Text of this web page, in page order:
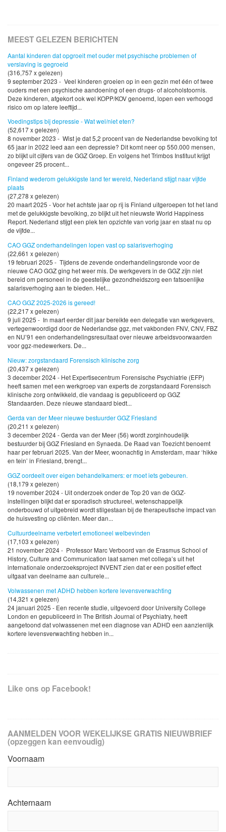
MEEST GELEZEN BERICHTEN
Aantal kinderen dat opgroeit met ouder met psychische problemen of
verslaving is gegroeid
(316,757 x gelezen)
9 september 2023 - Veel kinderen groeien op in een gezin met één of twee
ouders met een psychische aandoening of een drugs- of alcoholstoornis.
Deze kinderen, afgekort ook wel KOPP/KOV genoemd, lopen een verhoogd
risico om op latere leeftijd...
Voedingstips bij depressie - Wat wel/niet eten?
(52,617 x gelezen)
8 november 2023 - Wist je dat 5,2 procent van de Nederlandse bevolking tot
65 jaar in 2022 leed aan een depressie? Dit komt neer op 550.000 mensen,
zo blijkt uit cijfers van de GGZ Groep. En volgens het Trimbos Instituut krijgt
ongeveer 25 procent...
Finland wederom gelukkigste land ter wereld, Nederland stijgt naar vijfde
plaats
(27,278 x gelezen)
20 maart 2025 - Voor het achtste jaar op rij is Finland uitgeroepen tot het land
met de gelukkigste bevolking, zo blijkt uit het nieuwste World Happiness
Report. Nederland stijgt een plek ten opzichte van vorig jaar en staat nu op
de vijfde...
CAO GGZ onderhandelingen lopen vast op salarisverhoging
(22,661 x gelezen)
19 februari 2025 - Tijdens de zevende onderhandelingsronde voor de
nieuwe CAO GGZ ging het weer mis. De werkgevers in de GGZ zijn niet
bereid om personeel in de geestelijke gezondheidszorg een fatsoenlijke
salarisverhoging aan te bieden. Het...
CAO GGZ 2025-2026 is gereed!
(22,217 x gelezen)
9 juli 2025 - In maart eerder dit jaar bereikte een delegatie van werkgevers,
vertegenwoordigd door de Nederlandse ggz, met vakbonden FNV, CNV, FBZ
en NU’91 een onderhandelingsresultaat over nieuwe arbeidsvoorwaarden
voor ggz-medewerkers. De...
Nieuw: zorgstandaard Forensisch klinische zorg
(20,437 x gelezen)
3 december 2024 - Het Expertisecentrum Forensische Psychiatrie (EFP)
heeft samen met een werkgroep van experts de zorgstandaard Forensisch
klinische zorg ontwikkeld, die vandaag is gepubliceerd op GGZ
Standaarden. Deze nieuwe standaard biedt...
Gerda van der Meer nieuwe bestuurder GGZ Friesland
(20,211 x gelezen)
3 december 2024 - Gerda van der Meer (56) wordt zorginhoudelijk
bestuurder bij GGZ Friesland en Synaeda. De Raad van Toezicht benoemt
haar per februari 2025. Van der Meer, woonachtig in Amsterdam, maar ‘hikke
en tein’ in Friesland, brengt...
GGZ oordeelt over eigen behandelkamers: er moet iets gebeuren.
(18,179 x gelezen)
19 november 2024 - Uit onderzoek onder de Top 20 van de GGZ-
instellingen blijkt dat er sporadisch structureel, wetenschappelijk
onderbouwd of uitgebreid wordt stilgestaan bij de therapeutische impact van
de huisvesting op cliënten. Meer dan...
Cultuurdeelname verbetert emotioneel welbevinden
(17,103 x gelezen)
21 november 2024 - Professor Marc Verboord van de Erasmus School of
History, Culture and Communication laat samen met collega’s uit het
internationale onderzoeksproject INVENT zien dat er een positief effect
uitgaat van deelname aan culturele...
Volwassenen met ADHD hebben kortere levensverwachting
(14,321 x gelezen)
24 januari 2025 - Een recente studie, uitgevoerd door University College
London en gepubliceerd in The British Journal of Psychiatry, heeft
aangetoond dat volwassenen met een diagnose van ADHD een aanzienlijk
kortere levensverwachting hebben in...
Like ons op Facebook!
AANMELDEN VOOR WEKELIJKSE GRATIS NIEUWBRIEF
(opzeggen kan eenvoudig)
Voornaam
Achternaam